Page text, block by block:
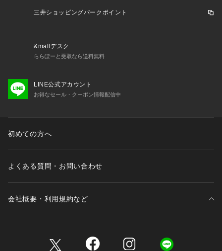
三井ショッピングパークポイント
&mallデスク
ららぽーと受取なら送料無料
LINE公式アカウント
お得なセール・クーポン情報配信中
初めての方へ
よくある質問・お問い合わせ
会社概要・利用規約など